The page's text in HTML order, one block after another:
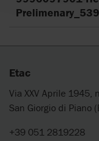
Etac
Via XXV Aprile 1945,
San Giorgio di Piano
+39 051 2819228